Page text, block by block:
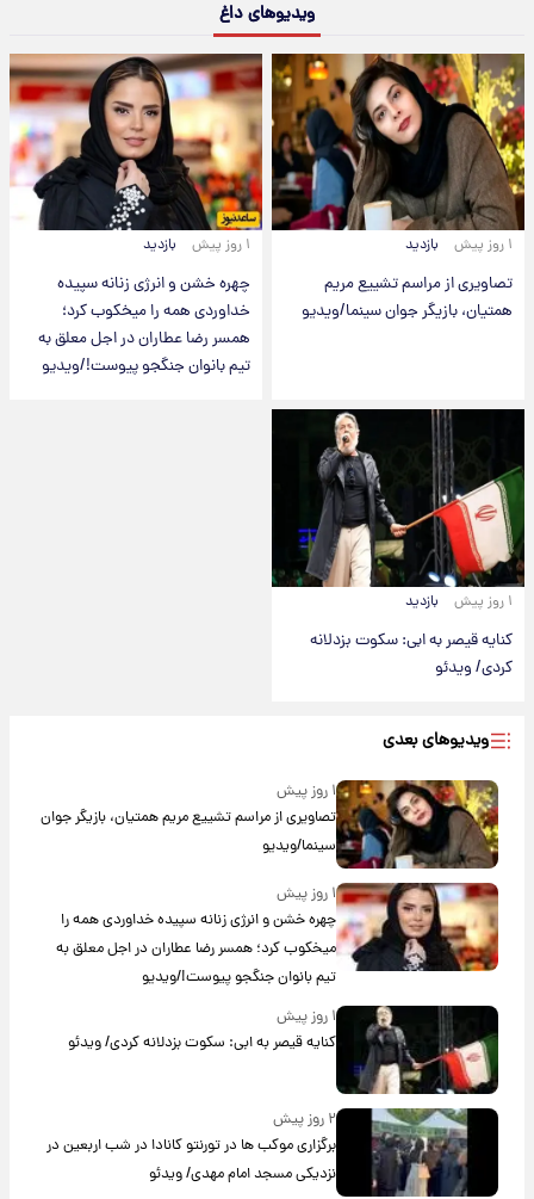
ویدیوهای داغ
۱ روز پیش بازدید
تصاویری از مراسم تشییع مریم
همتیان، بازیگر جوان سینما/ویدیو
۱ روز پیش بازدید
چهره خشن و انرژی زنانه سپیده
خداوردی همه را میخکوب کرد؛
همسر رضا عطاران در اجل معلق به
تیم بانوان جنگجو پیوست!/ویدیو
۱ روز پیش بازدید
کنایه قیصر به ابی: سکوت بزدلانه
کردی/ ویدئو
ویدیوهای بعدی
۱ روز پیش
تصاویری از مراسم تشییع مریم همتیان، بازیگر جوان
سینما/ویدیو
۱ روز پیش
چهره خشن و انرژی زنانه سپیده خداوردی همه را
میخکوب کرد؛ همسر رضا عطاران در اجل معلق به
تیم بانوان جنگجو پیوست!/ویدیو
۱ روز پیش
کنایه قیصر به ابی: سکوت بزدلانه کردی/ ویدئو
۲ روز پیش
برگزاری موکب ها در تورنتو کانادا در شب اربعین در
نزدیکی مسجد امام مهدی/ ویدئو